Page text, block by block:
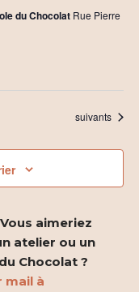
du Chocolat Rue Pierre
Évènements
suivants
aimeriez
atelier ou un
Chocolat ?
mail à